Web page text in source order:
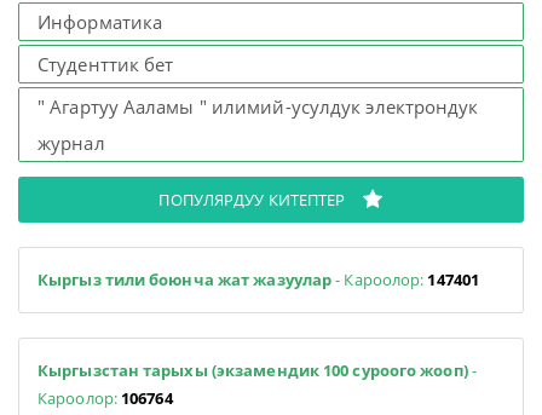
Информатика
Студенттик бет
" Агартуу Ааламы " илимий-усулдук электрондук
журнал
ПОПУЛЯРДУУ КИТЕПТЕР
Кыргыз тили боюнча жат жазуулар- Кароолор: 147401
Кыргызстан тарыхы (экзамендик 100 суроого жооп)-
Кароолор: 106764